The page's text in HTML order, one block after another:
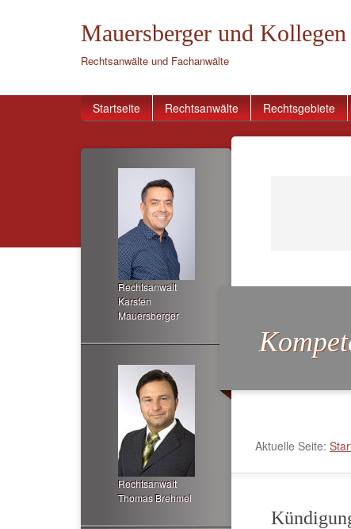
Mauersberger und Kollegen
Rechtsanwälte und Fachanwälte
Startseite Rechtsanwälte Rechtsgebiete
Aktuelle Seite:
Rechtsanwalt
Karsten
Mauersberger
Rechtsanwalt
Thomas Brehmel